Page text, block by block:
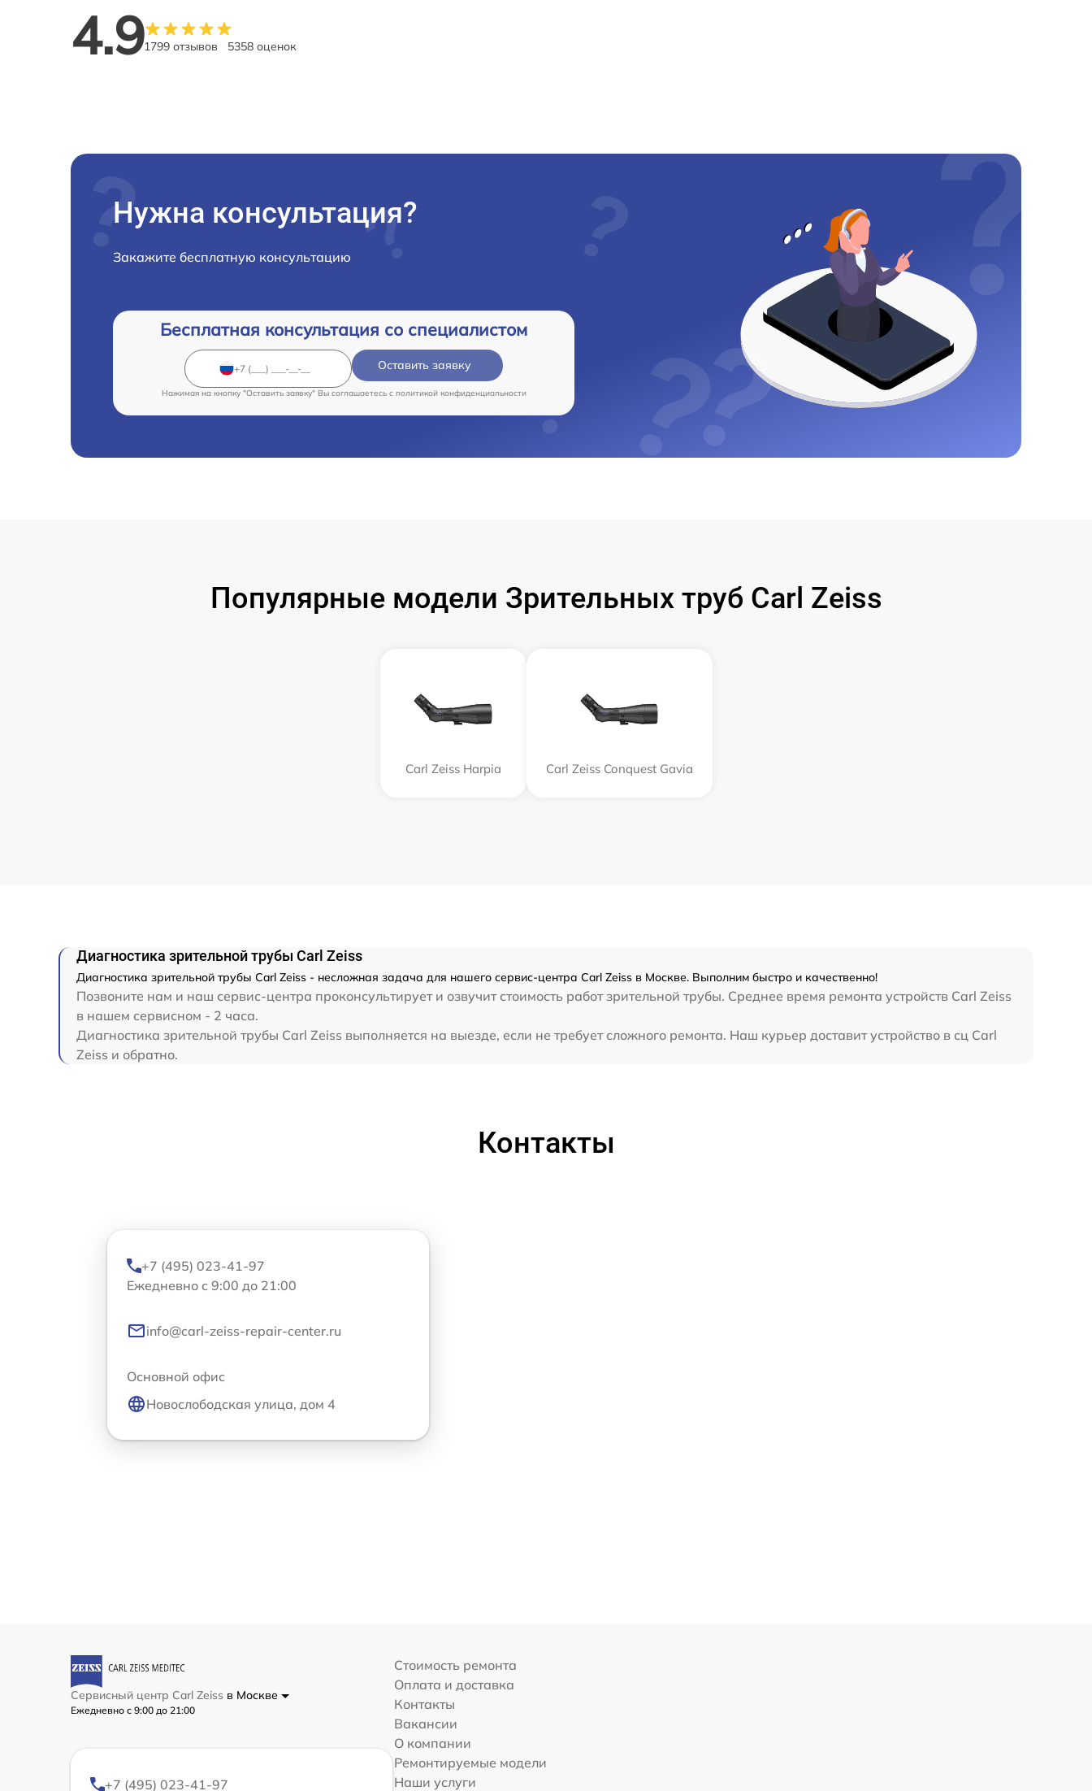
4.91799 отзывов 5358 оценок
Нужна консультация?
Закажите бесплатную консультацию
Бесплатная консультация со специалистом
Оставить заявку
Нажимая на кнопку "Оставить заявку" Вы соглашаетесь c политикой конфиденциальности
Популярные модели Зрительных труб Carl Zeiss
Carl Zeiss Harpia Carl Zeiss Conquest Gavia
Диагностика зрительной трубы Carl Zeiss
Диагностика зрительной трубы Carl Zeiss - несложная задача для нашего сервис-центра Carl Zeiss в Москве. Выполним быстро и качественно!
Позвоните нам и наш сервис-центра проконсультирует и озвучит стоимость работ зрительной трубы. Среднее время ремонта устройств Carl Zeiss
в нашем сервисном - 2 часа.
Диагностика зрительной трубы Carl Zeiss выполняется на выезде, если не требует сложного ремонта. Наш курьер доставит устройство в сц Carl
Zeiss и обратно.
Контакты
+7 (495) 023-41-97
Ежедневно с 9:00 до 21:00
info@carl-zeiss-repair-center.ru
Основной офис
Новослободская улица, дом 4
Сервисный центр Carl Zeiss в Москве
Ежедневно с 9:00 до 21:00
+7 (495) 023-41-97
Стоимость ремонта
Оплата и доставка
Контакты
Вакансии
О компании
Ремонтируемые модели
Наши услуги